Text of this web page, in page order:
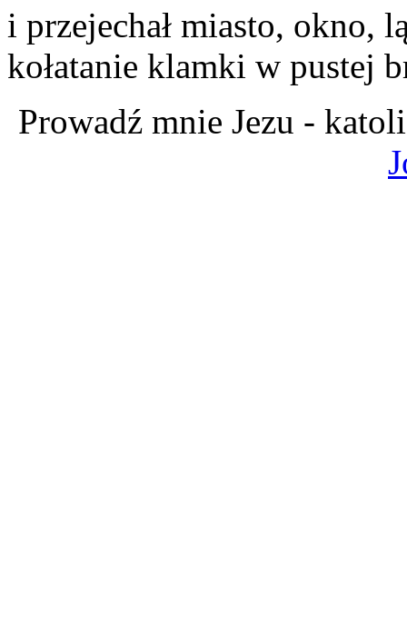
i przejechał miasto, okno,
kołatanie klamki w pustej
Prowadź mnie Jezu -